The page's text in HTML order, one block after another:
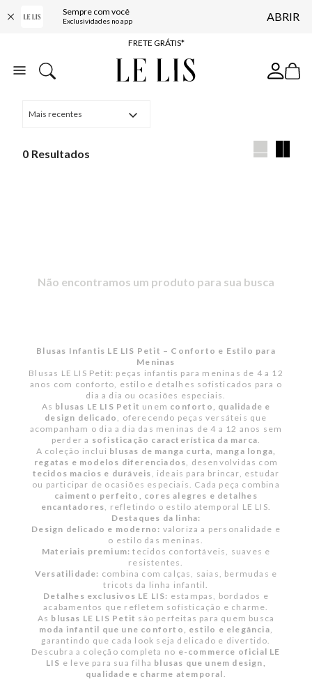
Sempre com você
Exclusividades no app ABRIR
ENTREGA EXPRESSA*
FRETE GRÁTIS*
BAIXE O APP
Mais recentes
0
Blusas Infantis LE LIS Petit – Conforto e Estilo para
Meninas
Blusas LE LIS Petit: peças infantis para meninas de 4 a 12
anos com conforto, estilo e detalhes sofisticados para o
dia a dia ou ocasiões especiais.
As blusas LE LIS Petit unem conforto, qualidade e
design delicado , oferecendo peças versáteis que
acompanham o dia a dia das meninas de 4 a 12 anos sem
perder a sofisticação característica da marca.
A coleção inclui blusas de manga curta, manga longa,
regatas e modelos diferenciados, desenvolvidas com
tecidos macios e duráveis , ideais para brincar, estudar
ou participar de ocasiões especiais. Cada peça combina
caimento perfeito, cores alegres e detalhes
encantadores, refletindo o estilo atemporal LE LIS.
Destaques da linha:
Design delicado e moderno: valoriza a personalidade e
o estilo das meninas.
Materiais premium: tecidos confortáveis, suaves e
resistentes.
Versatilidade: combina com calças, saias, bermudas e
tricots da linha infantil.
Detalhes exclusivos LE LIS: estampas, bordados e
acabamentos que refletem sofisticação e charme.
As blusas LE LIS Petit são perfeitas para quem busca
moda infantil que une conforto, estilo e elegância,
garantindo que cada look seja delicado e divertido.
Descubra a coleção completa no e-commerce oficial LE
LIS e leve para sua filha blusas que unem design,
qualidade e charme atemporal.